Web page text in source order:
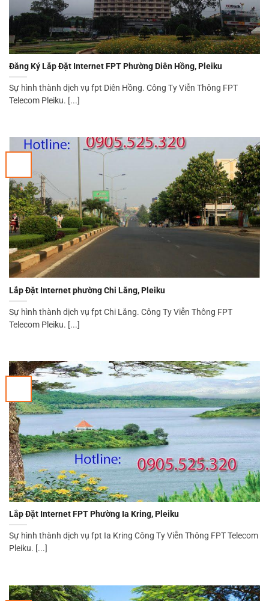
Đăng Ký Lắp Đặt Internet FPT Phường Diên Hồng, Pleiku
Sự hình thành dịch vụ fpt Diên Hồng. Công Ty Viễn Thông FPT
Telecom Pleiku. [...]
Lắp Đặt Internet phường Chi Lăng, Pleiku
Sự hình thành dịch vụ fpt Chi Lăng. Công Ty Viễn Thông FPT
Telecom Pleiku. [...]
Lắp Đặt Internet FPT Phường Ia Kring, Pleiku
Sự hình thành dịch vụ fpt Ia Kring Công Ty Viễn Thông FPT Telecom
Pleiku. [...]